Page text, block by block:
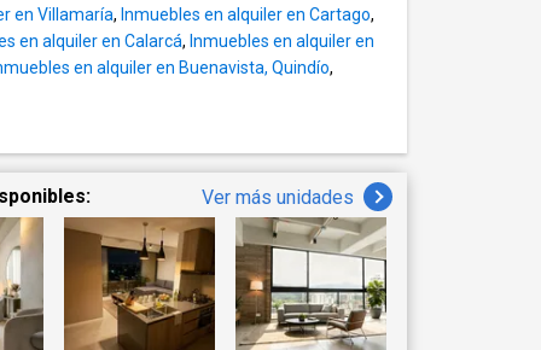
en Villamaría, Inmuebles en alquiler en Cartago,
en alquiler en Calarcá, Inmuebles en alquiler en
en alquiler en Buenavista, Quindío,
Ver más unidades